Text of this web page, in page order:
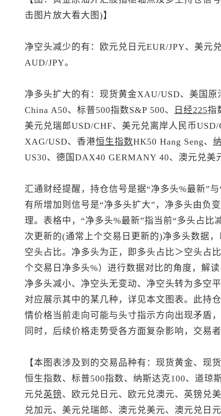
击图片放大看大图)】
净空头减少的有：欧元兑日元EUR/JPY、 美元
AUD/JPY。
净多头扩大的有： 现货黄金XAU/USD、美国
China A50、 标普500指数S&P 500、 日经225指
美元兑瑞郎USD/CHF、 美元兑离岸人民币
XAG/USD、香港恒生指数HK50 Hang Seng、
US30、德国DAX40 GERMANY 40、 澳元兑美
汇通财经提醒，持仓信号是据“净多头%最新”
有所增加则信号是“净多头扩大”，净多头由负
理。表格中，“净多头%最新”指当前“多头占比
次更新的(通常上个交易日更新的)净多头数据
空头占比。净多头为正，即多头占比＞空头占
个交易日净多头%）进行数据对比的角度，解
净多头减小、净空头无变动、净空头转为多空
对应展示其中的某几种，详见本文图表。此持
情价格当前走向可能与头寸指示方向出现矛盾
同时，后续价格走势受各方面复杂影响，交易
【本图表涉及到的交易品种有： 现货黄金、 现
恒生指数、 标普500指数、纳斯达克100、道琼
元兑英镑、欧元兑日元、欧元兑澳元、 英镑兑
兑加元、 美元兑瑞郎、 澳元兑美元、澳元兑日